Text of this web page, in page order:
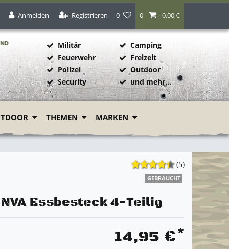
Anmelden Registrieren 0 0 0,00 €
Militär
Feuerwehr
Polizei
Security
Camping
Freizeit
Outdoor
und mehr...
THEMEN MARKEN
(5)
GEBRAUCHT
Essbesteck 4-Teilig
14,95 €*